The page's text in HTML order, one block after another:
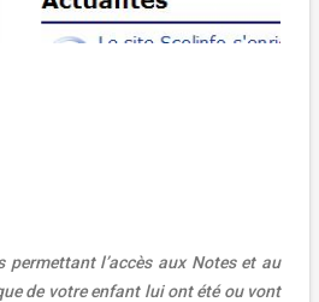
permettant l’accès aux Notes et au
de votre enfant lui ont été ou vont